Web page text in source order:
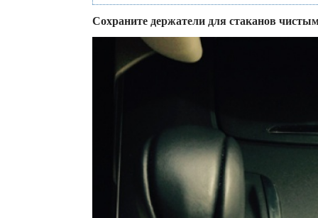
Сохраните держатели для стаканов